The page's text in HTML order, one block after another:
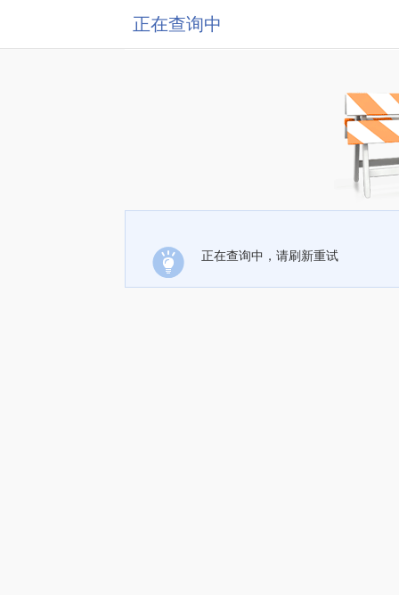
正在查询中
正在查询中，请刷新重试